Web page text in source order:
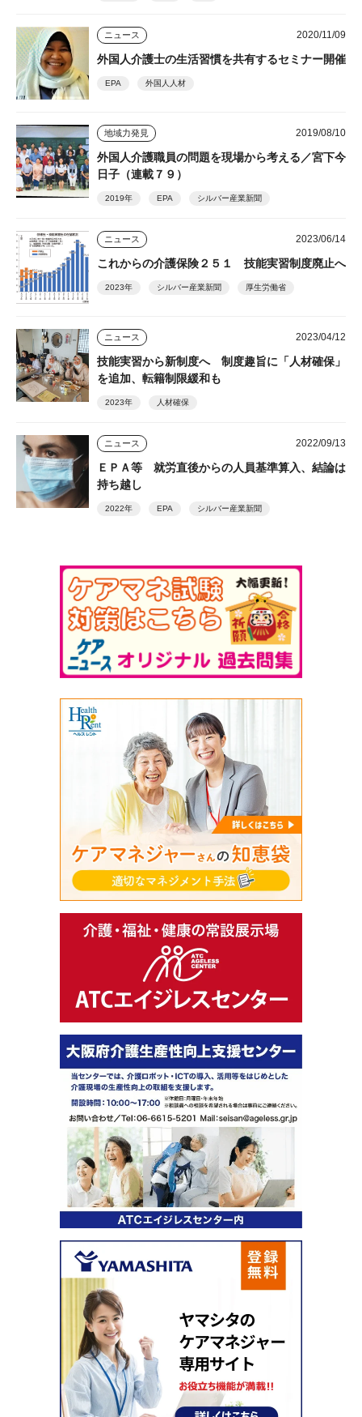
ニュース 2020/11/09
外国人介護士の生活習慣を共有するセミナー開催
EPA 外国人人材
地域力発見 2019/08/10
外国人介護職員の問題を現場から考える／宮下今
日子（連載７９）
2019年 EPA シルバー産業新聞
ニュース 2023/06/14
これからの介護保険２５１ 技能実習制度廃止へ
2023年 シルバー産業新聞 厚生労働省
ニュース 2023/04/12
技能実習から新制度へ 制度趣旨に「人材確保」
を追加、転籍制限緩和も
2023年 人材確保
ニュース 2022/09/13
ＥＰＡ等 就労直後からの人員基準算入、結論は
持ち越し
2022年 EPA シルバー産業新聞